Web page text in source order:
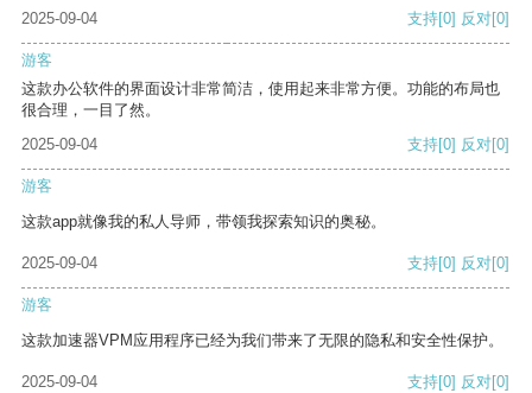
2025-09-04 支持[0] 反对[0]
游客
这款办公软件的界面设计非常简洁，使用起来非常方便。功能的布局也
很合理，一目了然。
2025-09-04
支持[0] 反对[0]
游客
这款app就像我的私人导师，带领我探索知识的奥秘。
2025-09-04 支持[0] 反对[0]
游客
这款加速器VPM应用程序已经为我们带来了无限的隐私和安全性保护。
2025-09-04 支持[0] 反对[0]